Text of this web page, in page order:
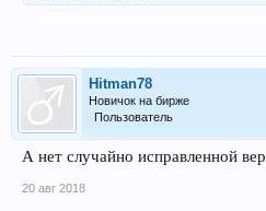
Hitman78
Новичок на бирже
Пользователь
А нет случайно исправленной
20 авг 2018